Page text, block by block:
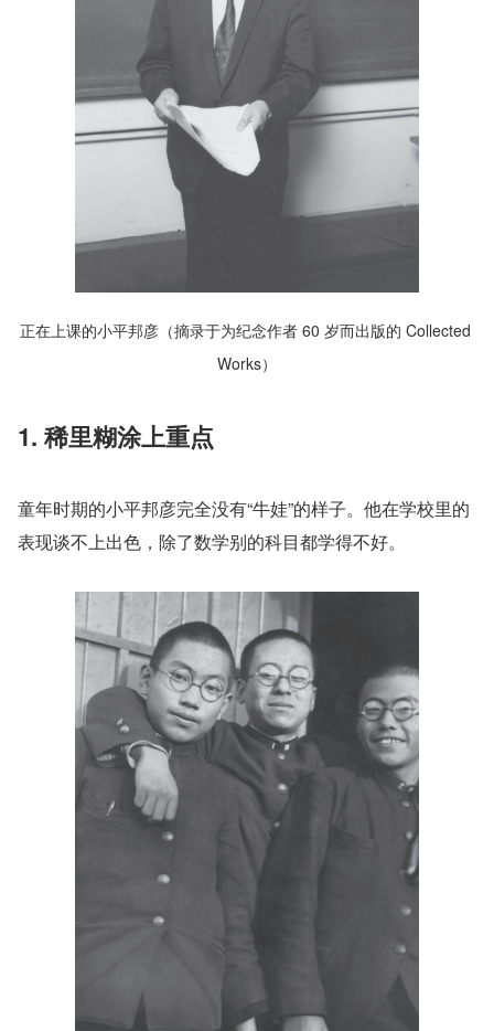
正在上课的小平邦彦（摘录于为纪念作者 60 岁而出版的 Collected
Works）
1. 稀里糊涂上重点
童年时期的小平邦彦完全没有“牛娃”的样子。他在学校里的
表现谈不上出色，除了数学别的科目都学得不好。